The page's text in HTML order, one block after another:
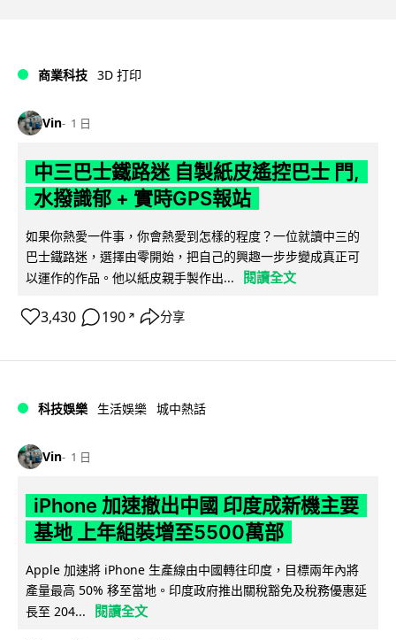
商業科技 3D 打印
Vin 1 日
中三巴士鐵路迷 自製紙皮遙控巴士 門,
水撥識郁 + 實時GPS報站
如果你熱愛一件事，你會熱愛到怎樣的程度？一位就讀中三的
巴士鐵路迷，選擇由零開始，把自己的興趣一步步變成真正可
以運作的作品。他以紙皮親手製作出...
閱讀全文
3,430 190 ↗ 分享
科技娛樂 生活娛樂 城中熱話
Vin 1 日
iPhone 加速撤出中國 印度成新機主要
基地 上年組裝增至5500萬部
Apple 加速將 iPhone 生產線由中國轉往印度，目標兩年內將
產量最高 50% 移至當地。印度政府推出關稅豁免及稅務優惠延
長至 204...
閱讀全文